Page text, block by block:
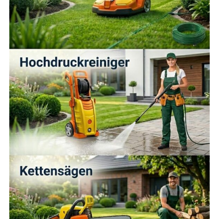
Beschrei­bung der Scha­den­ur­sa­che und des
Ausmaßes,
Anga­be der Versicherungsnummer,
Auf­lis­tung der durch­ge­führ­ten Sofort­maß­nah­
men und eine ers­te Schadensbeschreibung.
Eine schnel­le Infor­ma­ti­on der Ver­si­che­rung erleich­tert
und beschleu­nigt die Scha­den­be­ar­bei­tung erheblich.
4. Abstim­mung vor Reparaturen
Grö­ße­re Repa­ra­tu­ren oder Ent­sor­gun­gen soll­ten erst
nach Rück­spra­che und Frei­ga­be durch die Ver­si­che­rung
erfol­gen. Ledig­lich klei­ne­re Sofort­maß­nah­men zur